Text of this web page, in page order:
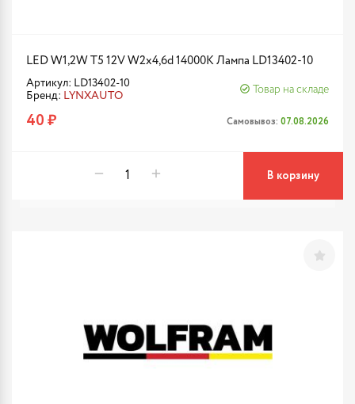
LED W1,2W T5 12V W2x4,6d 14000K Лампа LD13402-10
Артикул: LD13402-10
Бренд: LYNXAUTO
Товар на складе
40 ₽ Самовывоз: 07.08.2026
В корзину